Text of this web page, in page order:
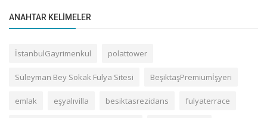
ANAHTAR KELIMELER
İstanbulGayrimenkul polattower
Süleyman Bey Sokak Fulya Sitesi BeşiktaşPremiumİşyeri
emlak eşyalıvilla besiktasrezidans fulyaterrace